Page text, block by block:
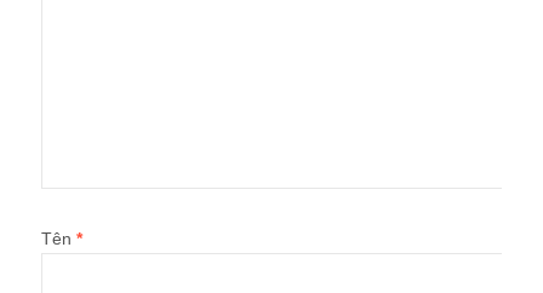
Tên *